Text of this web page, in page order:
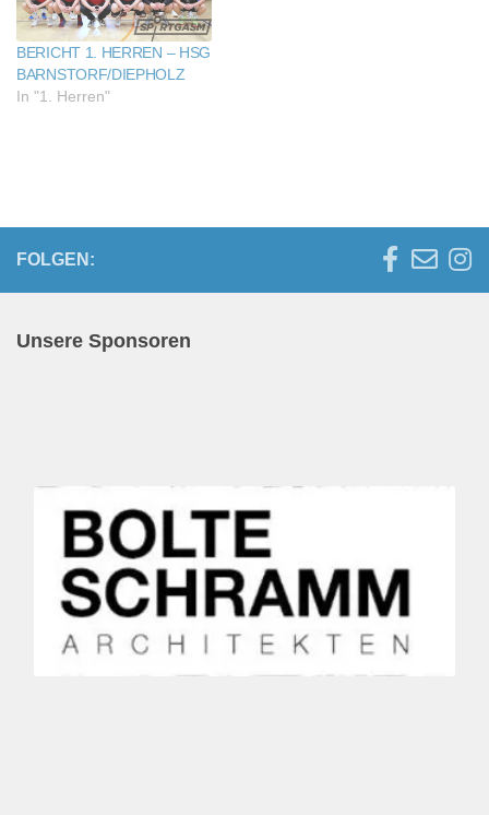
BERICHT 1. HERREN – HSG
BARNSTORF/DIEPHOLZ
In "1. Herren"
FOLGEN:
Unsere Sponsoren